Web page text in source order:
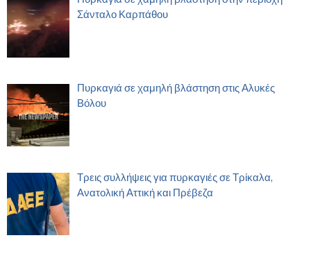
Σάνταλο Καρπάθου
Πυρκαγιά σε χαμηλή βλάστηση στις Αλυκές
Βόλου
Τρεις συλλήψεις για πυρκαγιές σε Τρίκαλα,
Ανατολική Αττική και Πρέβεζα